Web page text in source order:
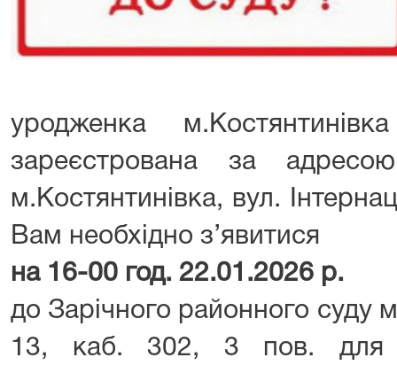
уродженка
зареєстрована за
м.Костянтинівка, вул.
Вам необхідно з’явитися
на 16-00 год. 22.01.2026 р.
до Зарічного районного суду
13, каб. 302, 3 пов. для